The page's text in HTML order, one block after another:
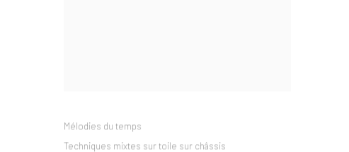
Mélodies du temps
Techniques mixtes sur toile sur châssis